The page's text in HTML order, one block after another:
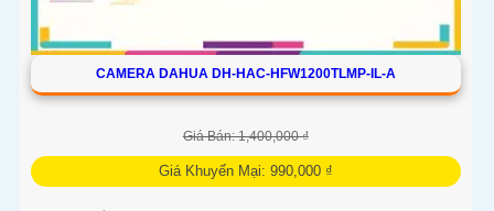
CAMERA DAHUA DH-HAC-HFW1200TLMP-IL-A
Giá Bán: 1,400,000 ₫
Giá Khuyến Mại: 990,000 ₫